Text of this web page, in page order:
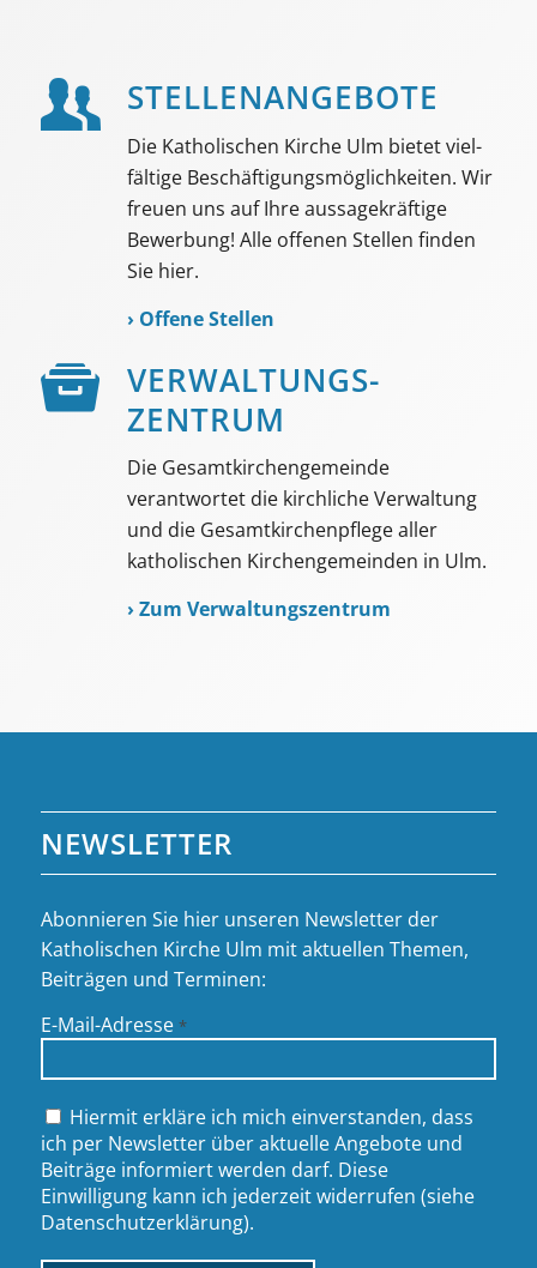
STELLEN­ANGEBOTE
Die Katholischen Kirche Ulm bietet viel­
fältige Beschäf­tigungs­möglich­keiten. Wir
freuen uns auf Ihre aussage­kräftige
Bewerbung! Alle offenen Stellen finden
Sie hier.
› Offene Stellen
VER­WALTUNGS­­
ZENTRUM
Die Gesamtkirchengemeinde
verantwortet die kirchliche Verwaltung
und die Gesamtkirchenpflege aller
katholischen Kirchengemeinden in Ulm.
› Zum Verwaltungszentrum
NEWSLETTER
Abonnieren Sie hier unseren Newsletter der
Katholischen Kirche Ulm mit aktuellen Themen,
Beiträgen und Terminen:
E-Mail-Adresse *
Hiermit erkläre ich mich einverstanden, dass
ich per Newsletter über aktuelle Angebote und
Beiträge informiert werden darf. Diese
Einwilligung kann ich jederzeit widerrufen (siehe
Datenschutzerklärung).